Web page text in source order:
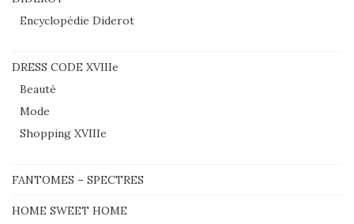
Encyclopédie Diderot
DRESS CODE XVIIIe
Beauté
Mode
Shopping XVIIIe
FANTOMES – SPECTRES
HOME SWEET HOME